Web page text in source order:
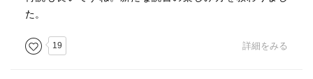
た。
19 詳細をみる